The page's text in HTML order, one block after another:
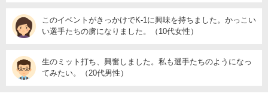
このイベントがきっかけでK-1に興味を持ちました。かっこい
い選手たちの虜になりました。（10代女性）
生のミット打ち、興奮しました。私も選手たちのようになっ
てみたい。（20代男性）